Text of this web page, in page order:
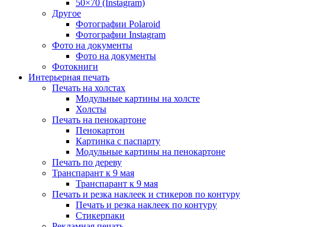
50×70 (Instagram)
Другое
Фотографии Polaroid
Фотографии Instagram
Фото на документы
Фото на документы
Фотокниги
Интерьерная печать
Печать на холстах
Модульные картины на холсте
Холсты
Печать на пенокартоне
Пенокартон
Картинка с паспарту
Модульные картины на пенокартоне
Печать по дереву
Транспарант к 9 мая
Транспарант к 9 мая
Печать и резка наклеек и стикеров по контуру
Печать и резка наклеек по контуру
Стикерпаки